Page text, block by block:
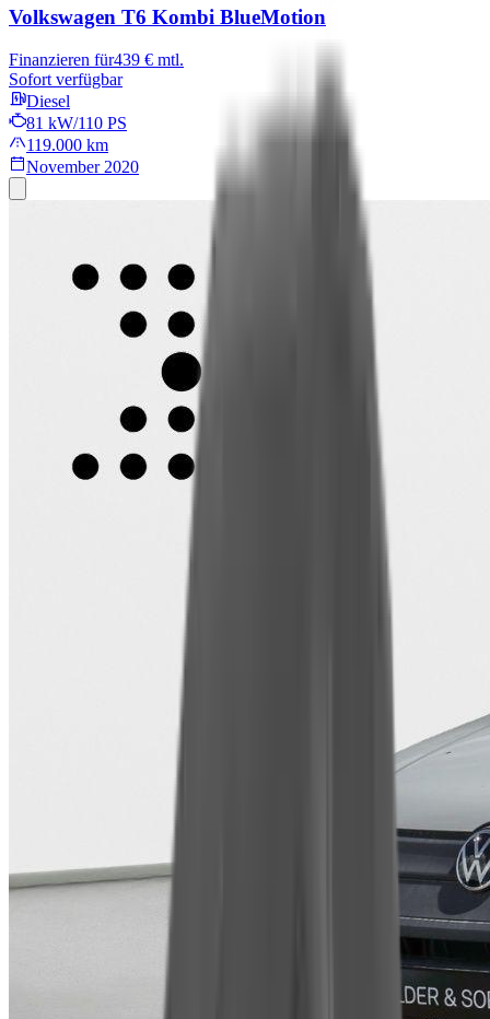
Volkswagen T6 Kombi BlueMotion
Finanzieren für439 € mtl.
Sofort verfügbar
Diesel
81 kW/110 PS
119.000 km
November 2020